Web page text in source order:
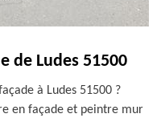
de Ludes 51500
à Ludes 51500 ?
en façade et peintre mur